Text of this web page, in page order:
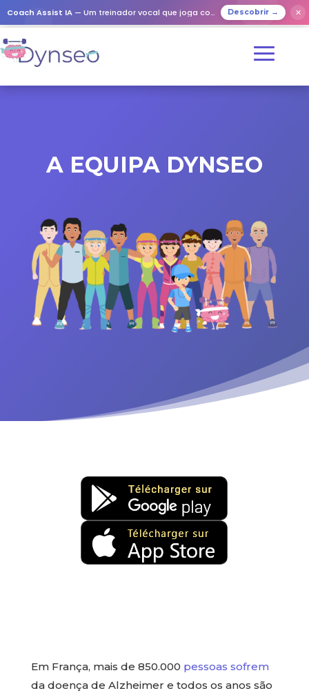
Coach Assist IA — Um treinador vocal que joga com os seus entes queridos Descobrir → ✕
A EQUIPA DYNSEO
Em França, mais de 850.000 pessoas sofrem
da doença de Alzheimer e todos os anos são